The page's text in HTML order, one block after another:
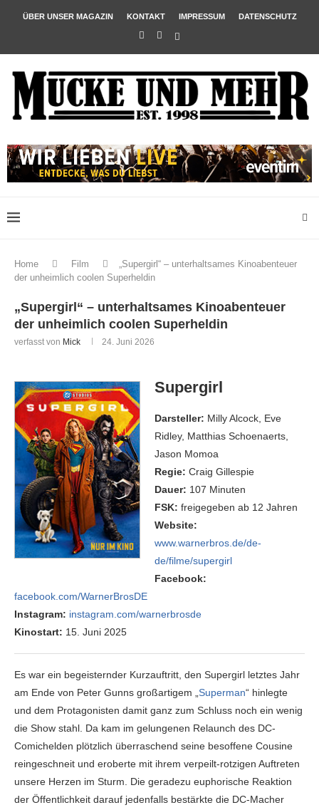
ÜBER UNSER MAGAZIN KONTAKT IMPRESSUM DATENSCHUTZ
Home Film
„Supergirl“ – unterhaltsames Kinoabenteuer
der unheimlich coolen Superheldin
„Supergirl“ – unterhaltsames Kinoabenteuer
der unheimlich coolen Superheldin
verfasst von Mick 24. Juni 2026
Supergirl
Darsteller: Milly Alcock, Eve
Ridley, Matthias Schoenaerts,
Jason Momoa
Regie: Craig Gillespie
Dauer: 107 Minuten
FSK: freigegeben ab 12 Jahren
Website:
www.warnerbros.de/de-
de/filme/supergirl
Facebook:
facebook.com/WarnerBrosDE
Instagram: instagram.com/warnerbrosde
Kinostart: 15. Juni 2025
Es war ein begeisternder Kurzauftritt, den Supergirl letztes Jahr
am Ende von Peter Gunns großartigem „ Superman“ hinlegte
und dem Protagonisten damit ganz zum Schluss noch ein wenig
die Show stahl. Da kam im gelungenen Relaunch des DC-
Comichelden plötzlich überraschend seine besoffene Cousine
reingeschneit und eroberte mit ihrem verpeilt-rotzigen Auftreten
unsere Herzen im Sturm. Die geradezu euphorische Reaktion
der Öffentlichkeit darauf jedenfalls bestärkte die DC-Macher